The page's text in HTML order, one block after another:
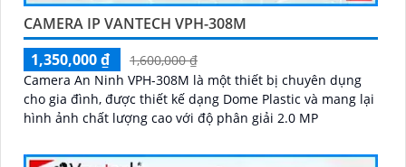
CAMERA IP VANTECH VPH-308M
1,350,000 ₫
1,600,000 ₫
Camera An Ninh VPH-308M là một thiết bị chuyên dụng
cho gia đình, được thiết kế dạng Dome Plastic và mang lại
hình ảnh chất lượng cao với độ phân giải 2.0 MP